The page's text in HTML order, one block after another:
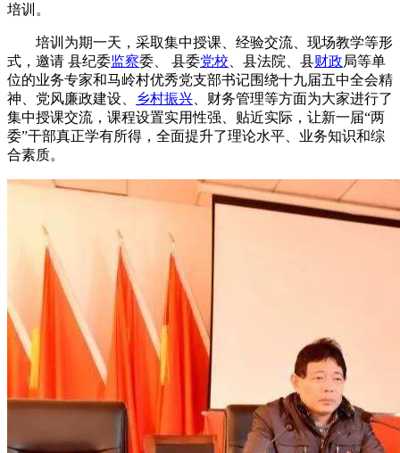
培训。
培训为期一天，采取集中授课、经验交流、现场教学等形
式，邀请 县纪委监察委、 县委党校 、县法院、县财政局等单
位的业务专家和马岭村优秀党支部书记围绕十九届五中全会精
神、党风廉政建设、
乡村振兴 、财务管理等方面为大家进行了
集中授课交流，课程设置实用性强、贴近实际，让新一届“两
委”干部真正学有所得，全面提升了理论水平、业务知识和综
合素质。